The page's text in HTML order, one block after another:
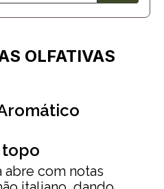
OLFATIVAS
topo
abre com notas